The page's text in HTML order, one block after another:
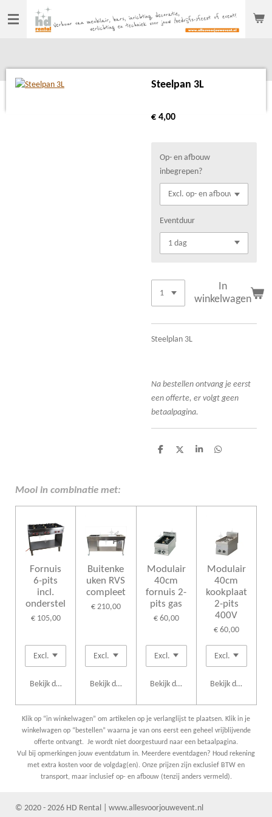
Ga
direct
hoofdinhoud
Steelpan 3L
€ 4,00
Op- en afbouw
inbegrepen?
Eventduur
In
winkelwagen
Steelplan 3L
Na bestellen ontvang je eerst
een offerte, er volgt geen
betaalpagina.
D
D
S
D
Mooi in combinatie met:
Fornuis
6-pits
incl.
onderstel
€ 105,00
Bekijk details
Buitenke
uken RVS
compleet
€ 210,00
Bekijk details
Modulair
40cm
fornuis 2-
pits gas
€ 60,00
Bekijk details
Modulair
40cm
kookplaat
2-pits
400V
€ 60,00
Bekijk details
Klik op “in winkelwagen” om artikelen op je verlanglijst te plaatsen. Klik in je
winkelwagen op “bestellen” waarna je van ons eerst een geheel vrijblijvende
offerte ontvangt. Je wordt niet doorgestuurd naar een betaalpagina.
Vul bij opmerkingen jouw eventdatum in. Meerdere eventdagen? Houd rekening
met extra kosten voor de volgdag(en). Onze prijzen zijn exclusief BTW en
transport, maar inclusief op- en afbouw (tenzij anders vermeld).
© 2020 - 2026 HD Rental | www.allesvoorjouwevent.nl